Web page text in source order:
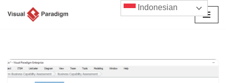
Indonesian